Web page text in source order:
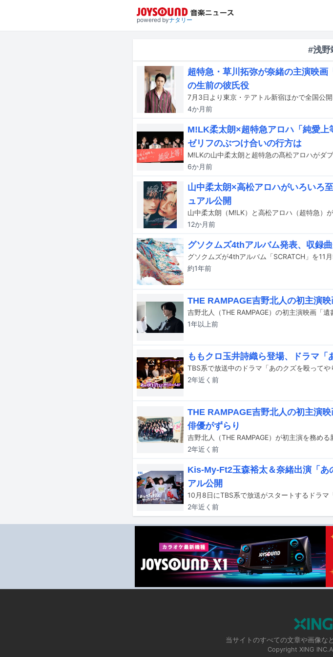
powered byナタリー
#浅野
超特急・草川拓弥が奈緒の主演映
の生前の彼氏役
4か月前
M!LK柔太朗×超特急アロハ「純愛上
ゼリフのぶつけ合いの行方は
6か月前
山中柔太朗×高松アロハがいろいろ
ュアル公開
12か月前
グソクムズ4thアルバム発表、収録
グソクムズが4thアルバム「SCRATCH」を11
約1年前
THE RAMPAGE吉野北人の初主演
吉野北人（THE RAMPAGE）の初主演映画「
1年以上前
ももクロ玉井詩織ら登場、ドラマ
2年近く 前
THE RAMPAGE吉野北人の初主演
俳優がずらり
2年近く 前
Kis-My-Ft2玉森裕太＆奈緒出演「あ
アル公開
2年近く 前
当サイトのすべての文章や画像な
Copyright XING